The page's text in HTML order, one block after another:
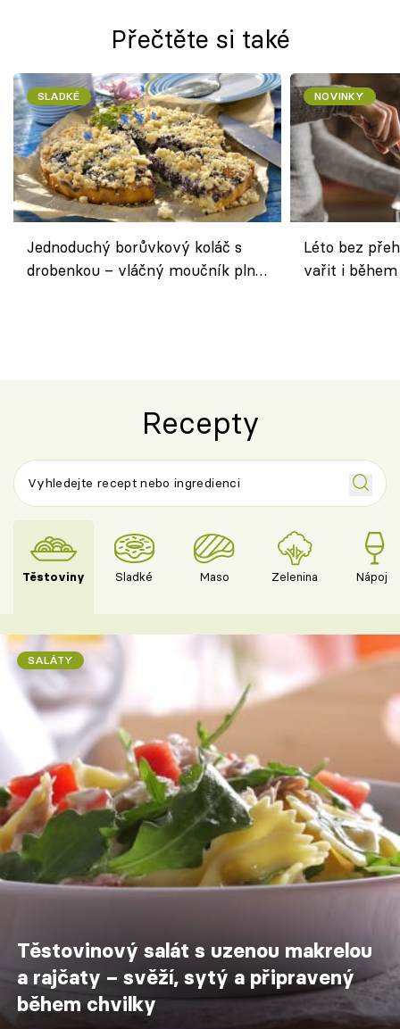
Přečtěte si také
SLADKÉ
Jednoduchý borůvkový koláč s
drobenkou – vláčný moučník plný
NOVINKY
Léto bez
vařit i
Recepty
Těstoviny Sladké Maso Zelenina Nápoje
SALÁTY
Těstovinový salát s uzenou makrelou
a rajčaty – svěží, sytý a připravený
během chvilky